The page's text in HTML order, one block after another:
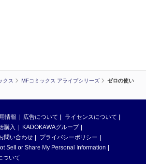
クス MFコミックス アライブシリーズ
ゼロの使い
情報 広告について
ライセンスについて
購入
KADOKAWAグループ
問い合わせ
プライバシーポリシー
Sell or Share My Personal Information
ついて